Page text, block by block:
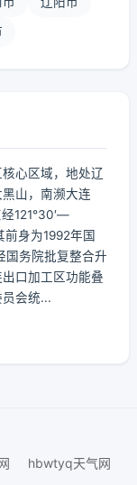
心区域，地处辽
山，南濒大连
121°30′—
前身为1992年国
国务院批复整合升
口加工区功能叠
会统...
hbwtyq天气网